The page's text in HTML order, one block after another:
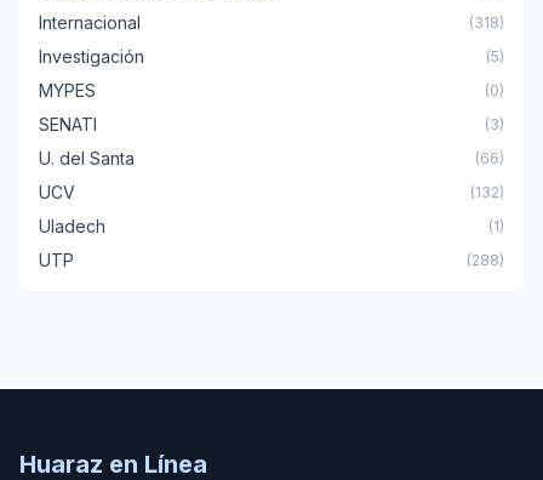
Internacional (318)
Investigación (5)
MYPES (0)
SENATI (3)
U. del Santa (66)
UCV (132)
Uladech (1)
UTP (288)
Huaraz en Línea